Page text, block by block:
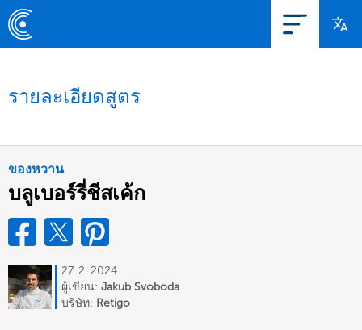
รายละเอียดสูตร
ของหวาน
บลูเบอร์รี่ชีสเค้ก
27. 2. 2024
ผู้เขียน: Jakub Svoboda
บริษัท: Retigo